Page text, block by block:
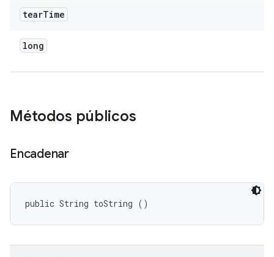
tearTime
long
Métodos públicos
Encadenar
public String toString ()